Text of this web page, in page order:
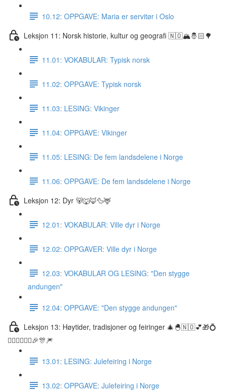
10.12: OPPGAVE: Maria er servitør i Oslo
Leksjon 11: Norsk historie, kultur og geografi 🇳🇴🏔🤴🏻🌳
11.01: VOKABULAR: Typisk norsk
11.02: OPPGAVE: Typisk norsk
11.03: LESING: Vikinger
11.04: OPPGAVE: Vikinger
11.05: LESING: De fem landsdelene i Norge
11.06: OPPGAVE: De fem landsdelene i Norge
Leksjon 12: Dyr 🐻🐺🦊🦆🦌
12.01: VOKABULAR: Ville dyr i Norge
12.02: OPPGAVER: Ville dyr i Norge
12.03: VOKABULAR OG LESING: "Den stygge
andungen"
12.04: OPPGAVE: "Den stygge andungen"
Leksjon 13: Høytider, tradisjoner og feiringer 🎄🐣🇳🇴💕🎁💍
👰🏼‍♀️🤵🏽‍♂️🎉🎊🎆
13.01: LESING: Julefeiring i Norge
13.02: OPPGAVE: Julefeiring i Norge